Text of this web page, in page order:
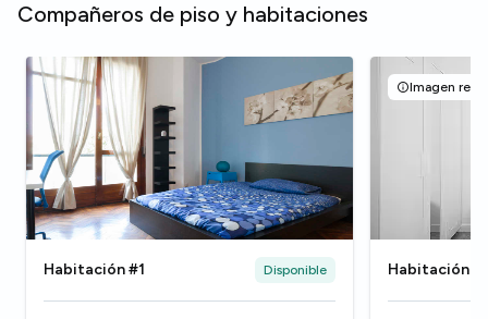
Compañeros de piso y habitaciones
Habitación #1 Disponible
Imagen
Habitación